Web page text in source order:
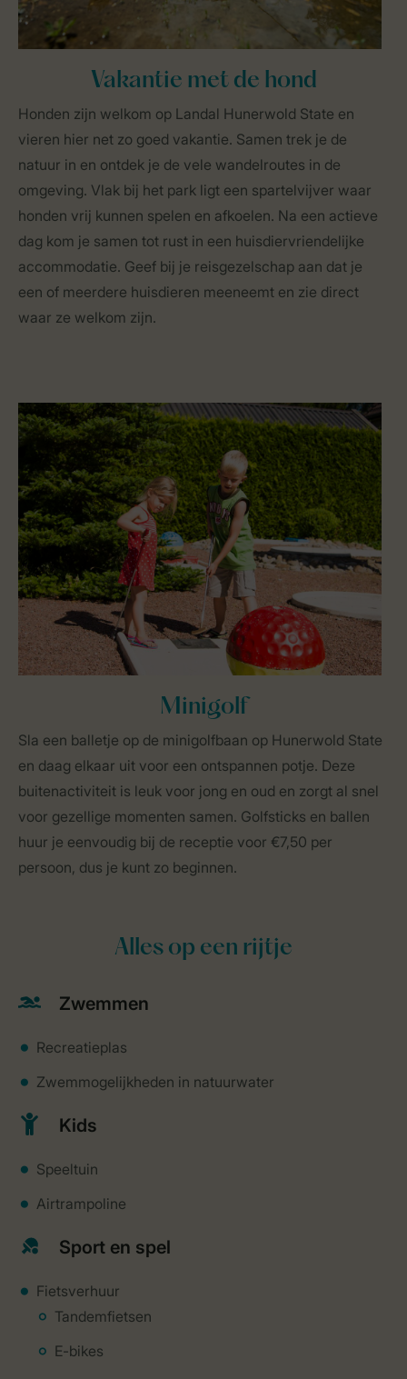
Vakantie met de hond
Honden zijn welkom op Landal Hunerwold State en
vieren hier net zo goed vakantie. Samen trek je de
natuur in en ontdek je de vele wandelroutes in de
omgeving. Vlak bij het park ligt een spartelvijver waar
honden vrij kunnen spelen en afkoelen. Na een actieve
dag kom je samen tot rust in een huisdiervriendelijke
accommodatie. Geef bij je reisgezelschap aan dat je
een of meerdere huisdieren meeneemt en zie direct
waar ze welkom zijn.
Minigolf
Sla een balletje op de minigolfbaan op Hunerwold State
en daag elkaar uit voor een ontspannen potje. Deze
buitenactiviteit is leuk voor jong en oud en zorgt al snel
voor gezellige momenten samen. Golfsticks en ballen
huur je eenvoudig bij de receptie voor €7,50 per
persoon, dus je kunt zo beginnen.
Alles op een rijtje
Zwemmen
Recreatieplas
Zwemmogelijkheden in natuurwater
Kids
Speeltuin
Airtrampoline
Sport en spel
Fietsverhuur
Tandemfietsen
E-bikes